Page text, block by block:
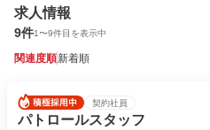
求人情報
9件1〜9件目を表示中
関連度順新着順
契約社員
パトロールスタッフ